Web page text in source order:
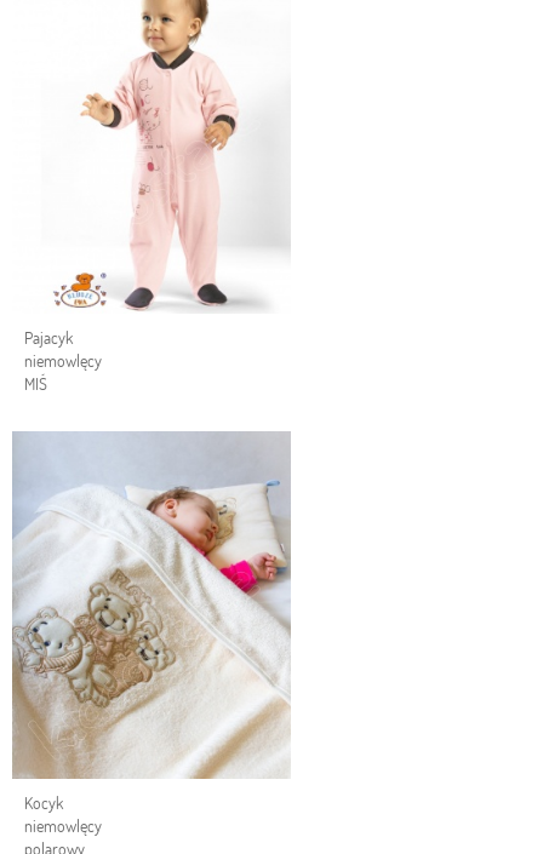
Pajacyk
niemowlęcy
MIŚ
Kocyk
niemowlęcy
polarowy